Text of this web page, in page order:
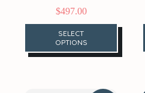
$497.00
SELECT
OPTIONS